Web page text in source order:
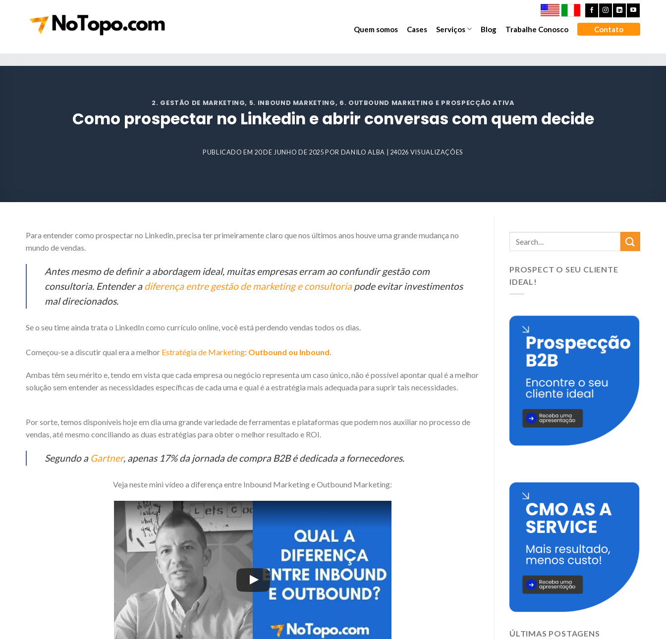
Quem somos Cases Serviços Blog Trabalhe Conosco Contato
2. GESTÃO DE MARKETING, 5. INBOUND MARKETING, 6. OUTBOUND MARKETING E PROSPECÇÃO ATIVA
Como prospectar no Linkedin e abrir conversas com quem decide
PUBLICADO EM 20 DE JUNHO DE 2025POR DANILO ALBA | 24026 VISUALIZAÇÕES
Para entender como prospectar no Linkedin, precisa ter primeiramente claro que nos últimos anos houve uma grande mudança no
mundo de vendas.
Antes mesmo de definir a abordagem ideal, muitas empresas erram ao confundir gestão com
consultoria. Entender adiferença entre gestão de marketing e consultoriapode evitar investimentos
mal direcionados.
Se o seu time ainda trata o LinkedIn como currículo online, você está perdendo vendas todos os dias.
Começou-se a discutir qual era a melhor Estratégia de Marketing: Outbound ou Inbound
Ambas têm seu mérito e, tendo em vista que cada empresa ou negócio representa um caso único, não é possível apontar qual é a melhor
solução sem entender as necessidades específicas de cada uma e qual é a estratégia mais adequada para suprir tais necessidades.
Por sorte, temos disponíveis hoje em dia uma grande variedade de ferramentas e plataformas que podem nos auxiliar no processo de
vendas, até mesmo conciliando as duas estratégias para obter o melhor resultado e ROI.
Segundo a Gartner, apenas 17% da jornada de compra B2B é dedicada a fornecedores.
Veja neste mini vídeo a diferença entre Inbound Marketing e Outbound Marketing:
PROSPECT O SEU CLIENTE
IDEAL!
ÚLTIMAS POSTAGENS